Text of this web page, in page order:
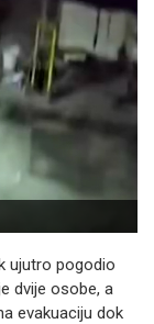
ujutro pogodio
dvije osobe, a
evakuaciju dok